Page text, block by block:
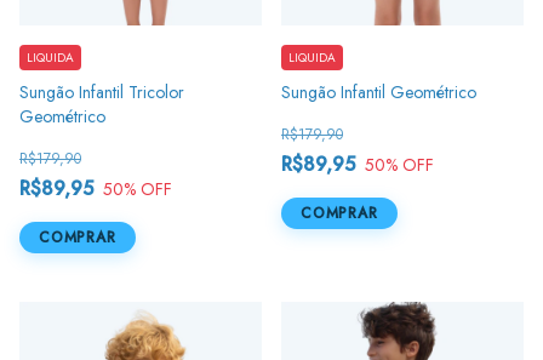
Sungão Infantil Tricolor
Geométrico
R$89,95
R$179,90
50% OFF
LIQUIDA
COMPRAR
Sungão Infantil Geométrico
R$89,95
R$179,90
50% OFF
LIQUIDA
COMPRAR